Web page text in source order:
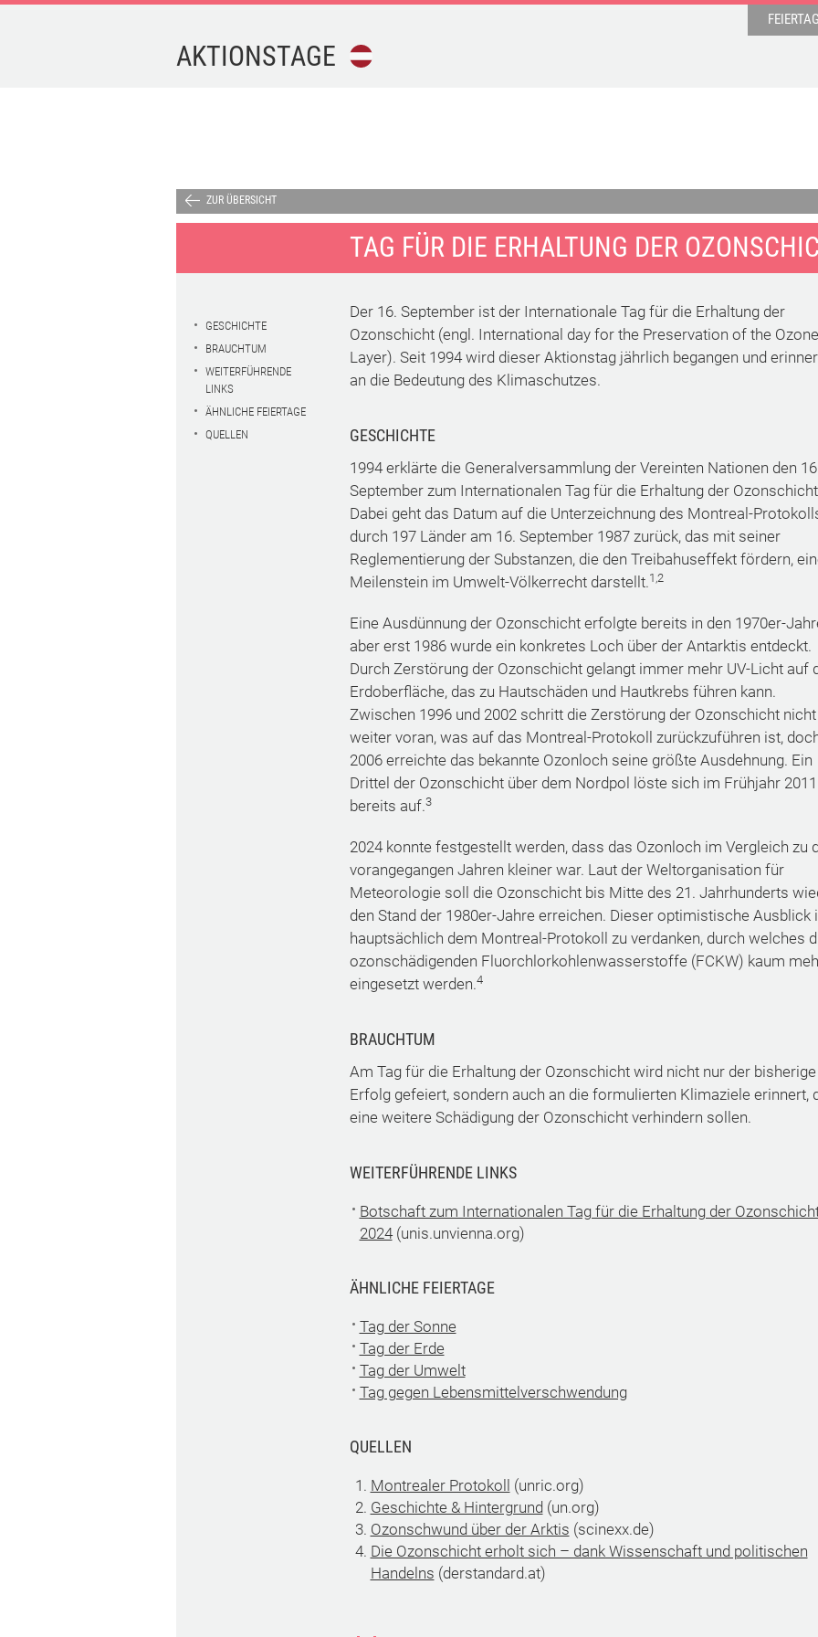
AKTIONSTAGE
DOWNLOAD
TERMINE
IMPRESSUM
AKTIONSTAGE
ZUR ÜBERSICHT
TAG FÜR DIE ERHALTUNG DER
GESCHICHTE
BRAUCHTUM
WEITERFÜHRENDE
LINKS
ÄHNLICHE FEIERTAGE
QUELLEN
Der 16. September ist der Internationale Tag für die Erhaltung der
Ozonschicht (engl. International day for the Preservation of the Ozone
Layer). Seit 1994 wird dieser Aktionstag jährlich begangen und
an die Bedeutung des Klimaschutzes.
GESCHICHTE
1994 erklärte die Generalversammlung der Vereinten Nationen den
September zum Internationalen Tag für die Erhaltung der
Dabei geht das Datum auf die Unterzeichnung des Montreal-
durch 197 Länder am 16. September 1987 zurück, das mit seiner
Reglementierung der Substanzen, die den Treibahuseffekt fördern,
Meilenstein im Umwelt-Völkerrecht darstellt.1,2
Eine Ausdünnung der Ozonschicht erfolgte bereits in den 1970er-
aber erst 1986 wurde ein konkretes Loch über der Antarktis entdeckt.
Durch Zerstörung der Ozonschicht gelangt immer mehr UV-Licht auf
Erdoberfläche, das zu Hautschäden und Hautkrebs führen kann.
Zwischen 1996 und 2002 schritt die Zerstörung der Ozonschicht nicht
weiter voran, was auf das Montreal-Protokoll zurückzuführen ist,
2006 erreichte das bekannte Ozonloch seine größte Ausdehnung. Ein
Drittel der Ozonschicht über dem Nordpol löste sich im Frühjahr 2011
bereits auf.3
2024 konnte festgestellt werden, dass das Ozonloch im Vergleich zu
vorangegangen Jahren kleiner war. Laut der Weltorganisation für
Meteorologie soll die Ozonschicht bis Mitte des 21. Jahrhunderts
den Stand der 1980er-Jahre erreichen. Dieser optimistische Ausblick
hauptsächlich dem Montreal-Protokoll zu verdanken, durch welches
ozonschädigenden Fluorchlorkohlenwasserstoffe (FCKW) kaum
eingesetzt werden.4
BRAUCHTUM
Am Tag für die Erhaltung der Ozonschicht wird nicht nur der bisherige
Erfolg gefeiert, sondern auch an die formulierten Klimaziele erinnert,
eine weitere Schädigung der Ozonschicht verhindern sollen.
WEITERFÜHRENDE LINKS
Botschaft zum Internationalen Tag für die Erhaltung der
2024(unis.unvienna.org)
ÄHNLICHE FEIERTAGE
Tag der Sonne
Tag der Erde
Tag der Umwelt
Tag gegen Lebensmittelverschwendung
QUELLEN
Montrealer Protokoll
(unric.org)
Geschichte & Hintergrund (un.org)
Ozonschwund über der Arktis (scinexx.de)
Die Ozonschicht erholt sich – dank Wissenschaft und politischen
Handelns (derstandard.at)